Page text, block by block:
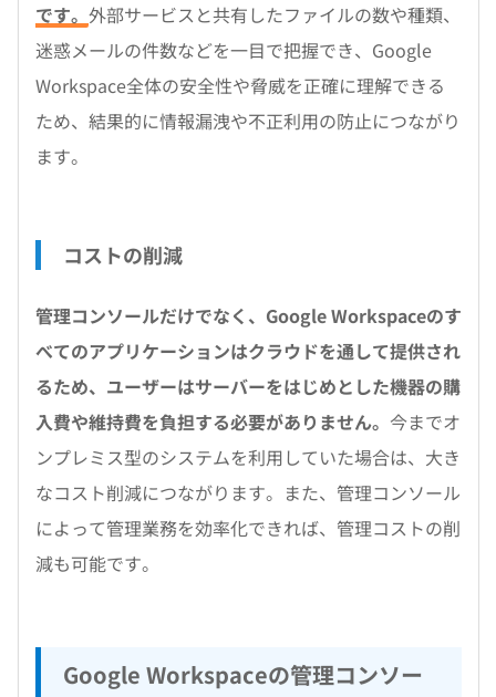
です。 外部サービスと共有したファイルの数や種類、
迷惑メールの件数などを一目で把握でき、Google
Workspace全体の安全性や脅威を正確に理解できる
ため、結果的に情報漏洩や不正利用の防止につながり
ます。
コストの削減
管理コンソールだけでなく、Google Workspaceのす
べてのアプリケーションはクラウドを通して提供され
るため、ユーザーはサーバーをはじめとした機器の購
入費や維持費を負担する必要がありません。 今までオ
ンプレミス型のシステムを利用していた場合は、大き
なコスト削減につながります。また、管理コンソール
によって管理業務を効率化できれば、管理コストの削
減も可能です。
Google Workspaceの管理コンソー